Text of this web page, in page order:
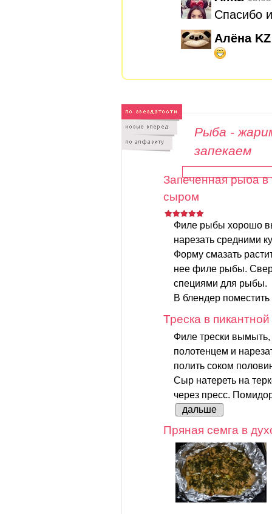
Спасибо
Алёна KZ
Рыба -
запекаем
Запеченная рыба
сыром
Филе рыбы хорошо
нарезать средними
Форму смазать
нее филе рыбы.
специями для рыбы.
В блендер
Треска в пикантной
Филе трески
полотенцем и
полить соком
Сыр натереть на
через пресс.
дальше
Пряная семга в